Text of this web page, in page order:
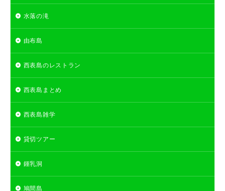
水落の滝
由布島
西表島のレストラン
西表島まとめ
西表島雑学
貸切ツアー
鍾乳洞
鳩間島